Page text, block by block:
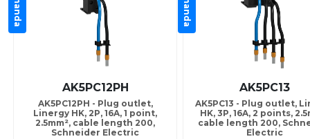
AK5PC12PH
AK5PC12PH - Plug outlet,
Linergy HK, 2P, 16A, 1 point,
2.5mm², cable length 200,
Schneider Electric
AK5PC13
AK5PC13 - Plug outlet,
HK, 3P, 16A, 2 points,
cable length 200,
Electric